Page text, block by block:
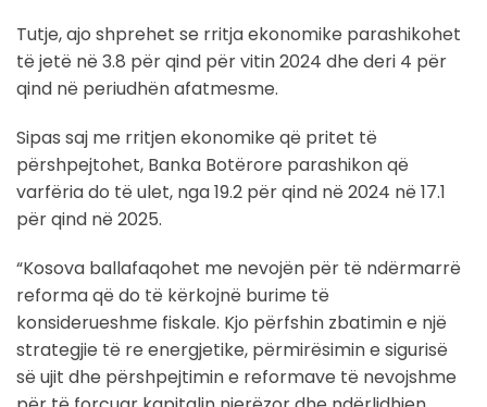
Tutje, ajo shprehet se rritja ekonomike parashikohet
të jetë në 3.8 për qind për vitin 2024 dhe deri 4 për
qind në periudhën afatmesme.
Sipas saj me rritjen ekonomike që pritet të
përshpejtohet, Banka Botërore parashikon që
varfëria do të ulet, nga 19.2 për qind në 2024 në 17.1
për qind në 2025.
“Kosova ballafaqohet me nevojën për të ndërmarrë
reforma që do të kërkojnë burime të
konsiderueshme fiskale. Kjo përfshin zbatimin e një
strategjie të re energjetike, përmirësimin e sigurisë
së ujit dhe përshpejtimin e reformave të nevojshme